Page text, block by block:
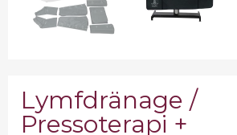
Lymfdränage /
Pressoterapi +